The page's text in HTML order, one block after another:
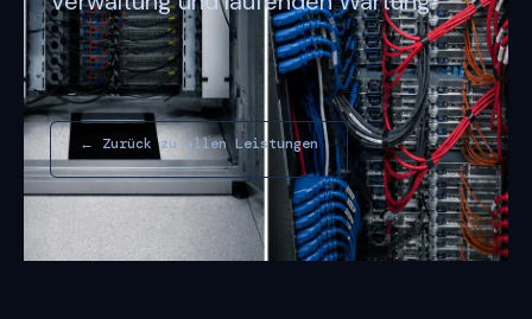
← Zurück zu allen Leistungen